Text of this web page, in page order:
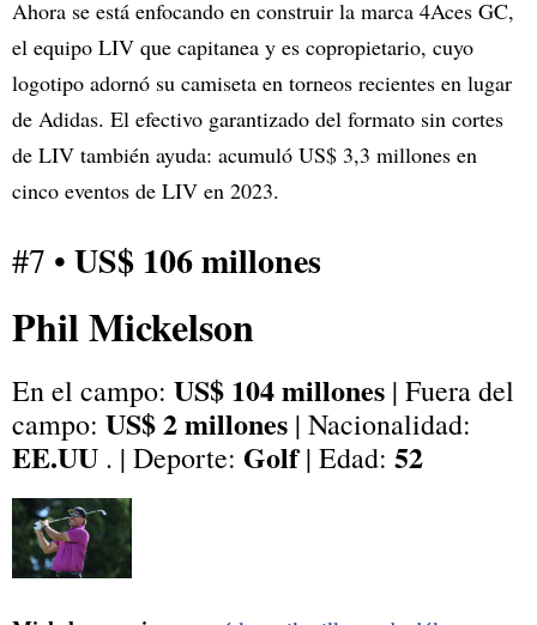
Ahora se está enfocando en construir la marca 4Aces GC,
el equipo LIV que capitanea y es copropietario, cuyo
logotipo adornó su camiseta en torneos recientes en lugar
de Adidas. El efectivo garantizado del formato sin cortes
de LIV también ayuda: acumuló US$ 3,3 millones en
cinco eventos de LIV en 2023.
#7 • US$ 106 millones
Phil Mickelson
En el campo: US$ 104 millones | Fuera del
campo: US$ 2 millones | Nacionalidad:
EE.UU . | Deporte: Golf| Edad: 52